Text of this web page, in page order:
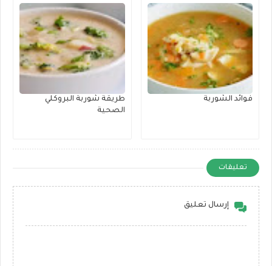
فوائد الشوربة
طريقة شوربة البروكلي
الصحية
تعليقات
إرسال تعليق